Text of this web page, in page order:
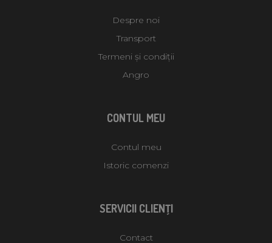
Despre noi
Transport
Termeni și condiții
Angro
CONTUL MEU
Contul meu
Istoric comenzi
SERVICII CLIENŢI
Contact